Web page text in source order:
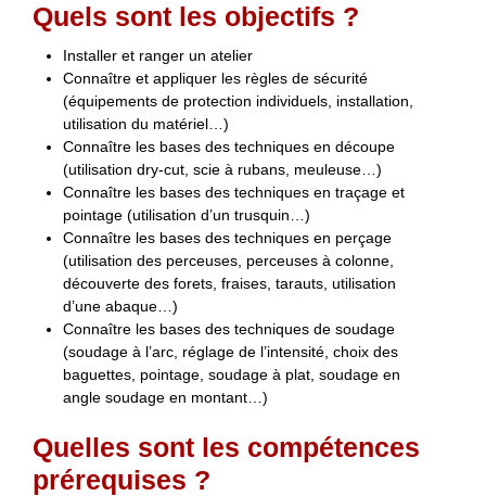
Quels sont les objectifs ?
Installer et ranger un atelier
Connaître et appliquer les règles de sécurité
(équipements de protection individuels, installation,
utilisation du matériel…)
Connaître les bases des techniques en découpe
(utilisation dry-cut, scie à rubans, meuleuse…)
Connaître les bases des techniques en traçage et
pointage (utilisation d’un trusquin…)
Connaître les bases des techniques en perçage
(utilisation des perceuses, perceuses à colonne,
découverte des forets, fraises, tarauts, utilisation
d’une abaque…)
Connaître les bases des techniques de soudage
(soudage à l’arc, réglage de l’intensité, choix des
baguettes, pointage, soudage à plat, soudage en
angle soudage en montant…)
Quelles sont les compétences
prérequises ?